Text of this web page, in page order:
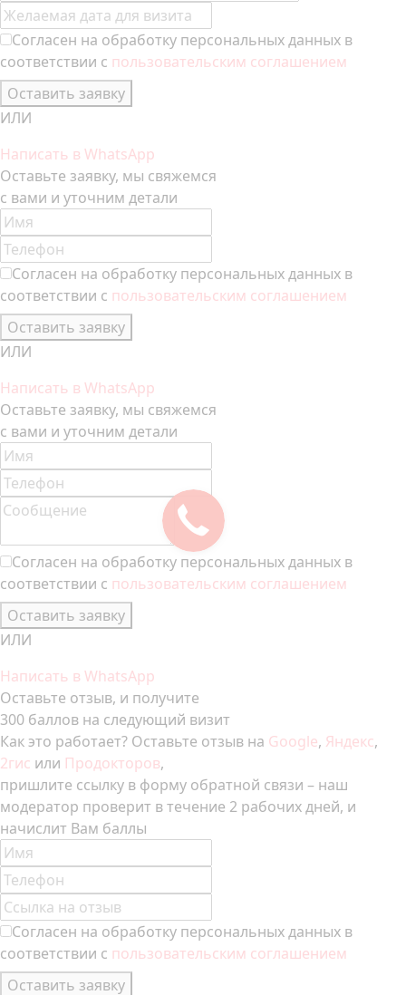
Согласен на обработку персональных данных в
соответствии с пользовательским соглашением
Оставить заявку
ИЛИ
Написать в WhatsApp
Оставьте заявку, мы свяжемся
с вами и уточним детали
Согласен на обработку персональных данных в
соответствии с пользовательским соглашением
Оставить заявку
ИЛИ
Написать в WhatsApp
Оставьте заявку, мы свяжемся
с вами и уточним детали
Согласен на обработку персональных данных в
соответствии с пользовательским соглашением
Оставить заявку
ИЛИ
Написать в WhatsApp
Оставьте отзыв, и получите
300 баллов на следующий визит
Как это работает? Оставьте отзыв на Google, Яндекс,
2гис или Продокторов,
пришлите ссылку в форму обратной связи – наш
модератор проверит в течение 2 рабочих дней, и
начислит Вам баллы
Согласен на обработку персональных данных в
соответствии с пользовательским соглашением
Оставить заявку